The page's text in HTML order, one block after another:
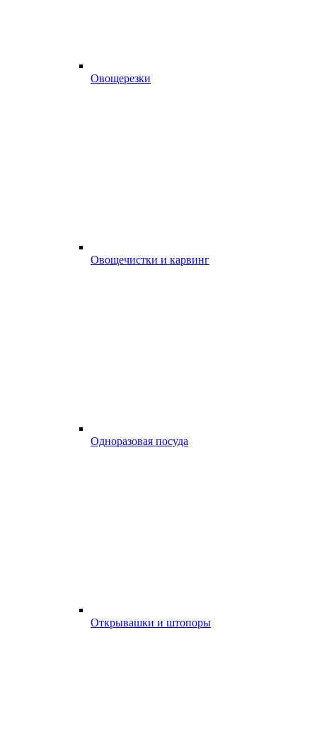
Овощерезки
Овощечистки и карвинг
Одноразовая посуда
Открывашки и штопоры